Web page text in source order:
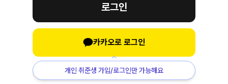
로그인
카카오로 로그인
개인 취준생 가입/로그인만 가능해요